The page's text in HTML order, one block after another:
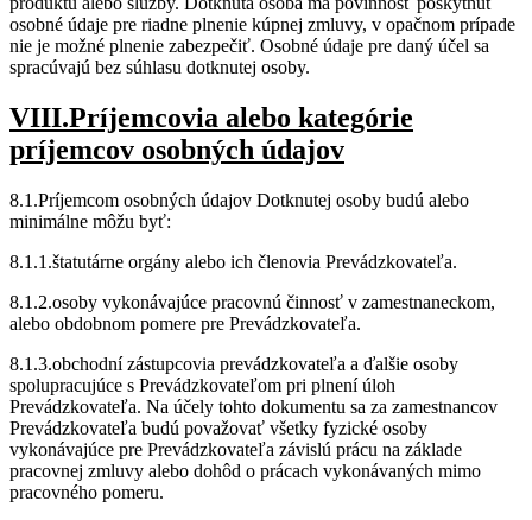
osobné údaje pre riadne plnenie kúpnej zmluvy, v opačnom prípade
nie je možné plnenie zabezpečiť. Osobné údaje pre daný účel sa
spracúvajú bez súhlasu dotknutej osoby.
VIII.Príjemcovia alebo kategórie
príjemcov osobných údajov
8.1.Príjemcom osobných údajov Dotknutej osoby budú alebo
minimálne môžu byť:
8.1.1.štatutárne orgány alebo ich členovia Prevádzkovateľa.
8.1.2.osoby vykonávajúce pracovnú činnosť v zamestnaneckom,
alebo obdobnom pomere pre Prevádzkovateľa.
8.1.3.obchodní zástupcovia prevádzkovateľa a ďalšie osoby
spolupracujúce s Prevádzkovateľom pri plnení úloh
Prevádzkovateľa. Na účely tohto dokumentu sa za zamestnancov
Prevádzkovateľa budú považovať všetky fyzické osoby
vykonávajúce pre Prevádzkovateľa závislú prácu na základe
pracovnej zmluvy alebo dohôd o prácach vykonávaných mimo
pracovného pomeru.